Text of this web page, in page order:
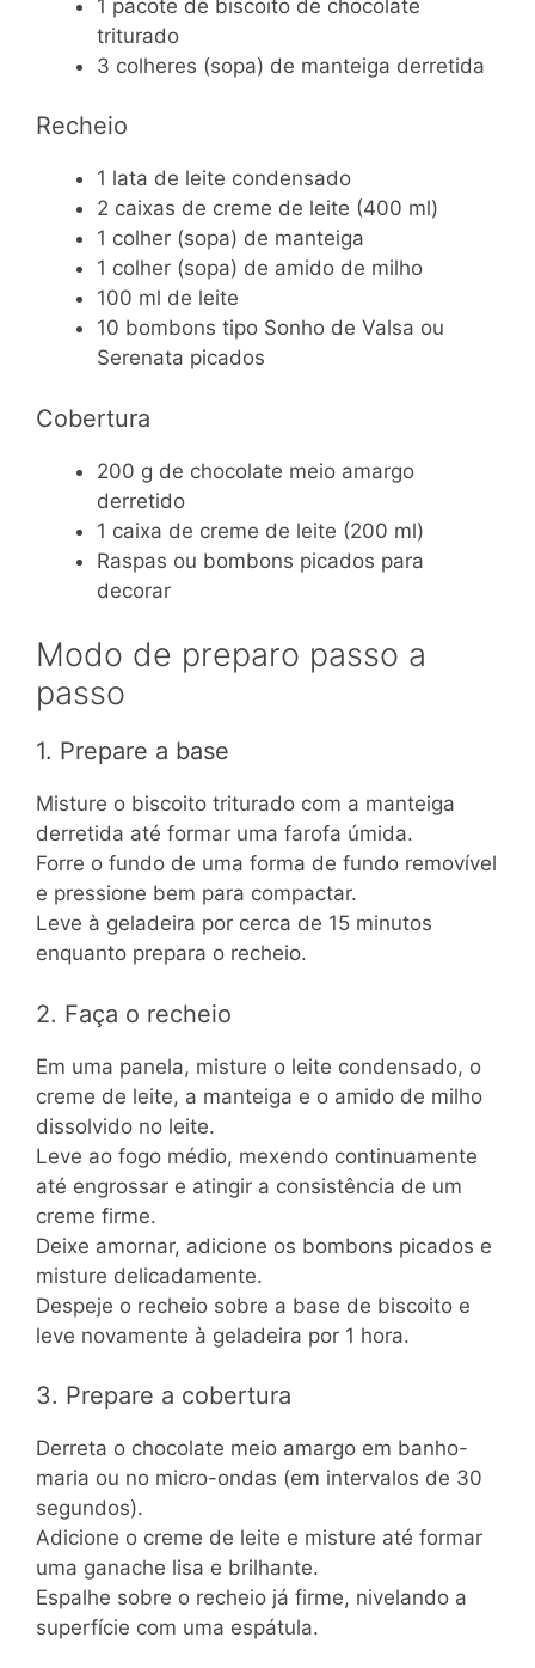
1 pacote de biscoito de chocolate
triturado
3 colheres (sopa) de manteiga derretida
Recheio
1 lata de leite condensado
2 caixas de creme de leite (400 ml)
1 colher (sopa) de manteiga
1 colher (sopa) de amido de milho
100 ml de leite
10 bombons tipo Sonho de Valsa ou
Serenata picados
Cobertura
200 g de chocolate meio amargo
derretido
1 caixa de creme de leite (200 ml)
Raspas ou bombons picados para
decorar
Modo de preparo passo a
passo
1. Prepare a base
Misture o biscoito triturado com a manteiga
derretida até formar uma farofa úmida.
Forre o fundo de uma forma de fundo removível
e pressione bem para compactar.
Leve à geladeira por cerca de 15 minutos
enquanto prepara o recheio.
2. Faça o recheio
Em uma panela, misture o leite condensado, o
creme de leite, a manteiga e o amido de milho
dissolvido no leite.
Leve ao fogo médio, mexendo continuamente
até engrossar e atingir a consistência de um
creme firme.
Deixe amornar, adicione os bombons picados e
misture delicadamente.
Despeje o recheio sobre a base de biscoito e
leve novamente à geladeira por 1 hora.
3. Prepare a cobertura
Derreta o chocolate meio amargo em banho-
maria ou no micro-ondas (em intervalos de 30
segundos).
Adicione o creme de leite e misture até formar
uma ganache lisa e brilhante.
Espalhe sobre o recheio já firme, nivelando a
superfície com uma espátula.